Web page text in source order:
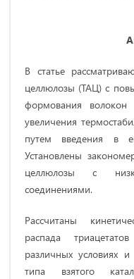
В статье
целлюлозы (ТАЦ) с
формования волокон
увеличения
путем введения в
Установлены
целлюлозы с
соединениями.
Рассчитаны
распада
различных условиях
типа взятого